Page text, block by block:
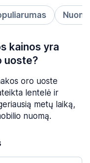
kainos yra
uoste?
oro uoste
lentelė ir
metų laiką,
nuomą.